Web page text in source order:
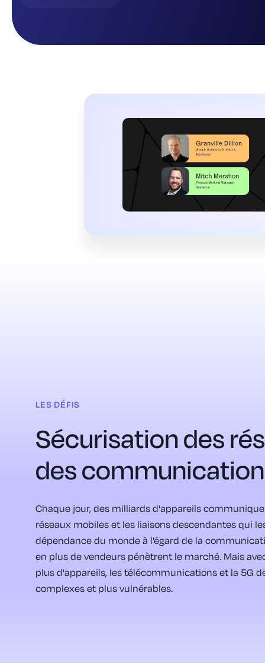
LES DÉFIS
Sécurisation des
des
Chaque jour, des milliards d'appareils
réseaux mobiles et les liaisons descendantes qui
dépendance du monde à l'égard de la
en plus de vendeurs pénètrent le marché. Mais
plus d'appareils, les télécommunications et la 5G
complexes et plus vulnérables.